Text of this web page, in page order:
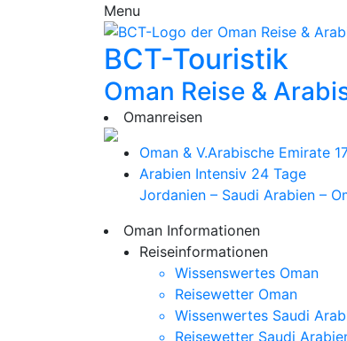
Menu
BCT-Touristik
Oman Reise &
Omanreisen
Oman & V.Arabische Emirate
Arabien Intensiv 24 Tage
Jordanien – Saudi Arabien –
Oman Informationen
Reiseinformationen
Wissenswertes Oman
Reisewetter Oman
Wissenwertes Saudi
Reisewetter Saudi